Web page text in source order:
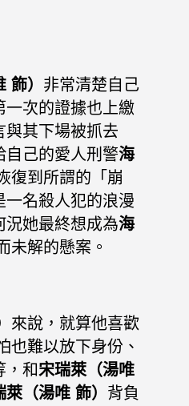
飾） 非常清楚自己
一次的證據也上繳
與其下場被抓去
自己的愛人刑警海
復到所謂的「崩
一名殺人犯的浪漫
況她最終想成為海
未解的懸案。
來說，就算他喜歡
也難以放下身份、
和宋瑞萊（湯唯
萊（湯唯 飾） 背負